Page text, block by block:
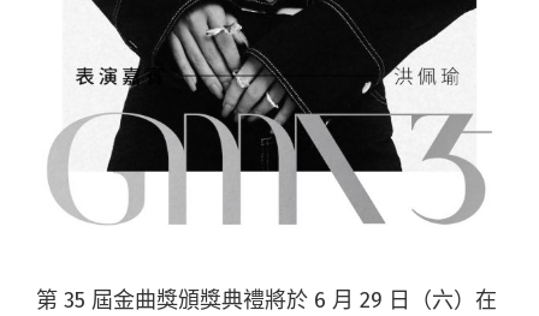
第 35 屆金曲獎頒獎典禮將於 6 月 29 日（六）在